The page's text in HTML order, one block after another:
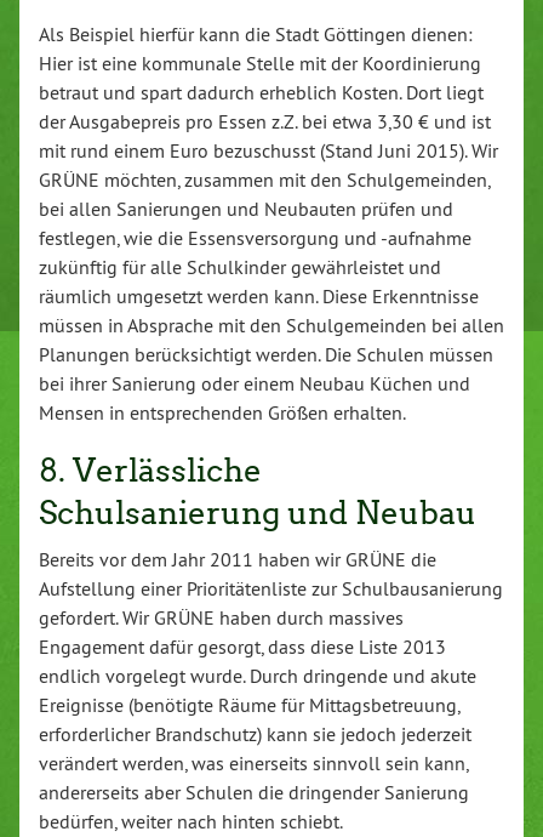
Als Beispiel hierfür kann die Stadt Göttingen dienen:
Hier ist eine kommunale Stelle mit der Koordinierung
betraut und spart dadurch erheblich Kosten. Dort liegt
der Ausgabepreis pro Essen z.Z. bei etwa 3,30 € und ist
mit rund einem Euro bezuschusst (Stand Juni 2015). Wir
GRÜNE möchten, zusammen mit den Schulgemeinden,
bei allen Sanierungen und Neubauten prüfen und
festlegen, wie die Essensversorgung und -aufnahme
zukünftig für alle Schulkinder gewährleistet und
räumlich umgesetzt werden kann. Diese Erkenntnisse
müssen in Absprache mit den Schulgemeinden bei allen
Planungen berücksichtigt werden. Die Schulen müssen
bei ihrer Sanierung oder einem Neubau Küchen und
Mensen in entsprechenden Größen erhalten.
8. Verlässliche
Schulsanierung und Neubau
Bereits vor dem Jahr 2011 haben wir GRÜNE die
Aufstellung einer Prioritätenliste zur Schulbausanierung
gefordert. Wir GRÜNE haben durch massives
Engagement dafür gesorgt, dass diese Liste 2013
endlich vorgelegt wurde. Durch dringende und akute
Ereignisse (benötigte Räume für Mittagsbetreuung,
erforderlicher Brandschutz) kann sie jedoch jederzeit
verändert werden, was einerseits sinnvoll sein kann,
andererseits aber Schulen die dringender Sanierung
bedürfen, weiter nach hinten schiebt.